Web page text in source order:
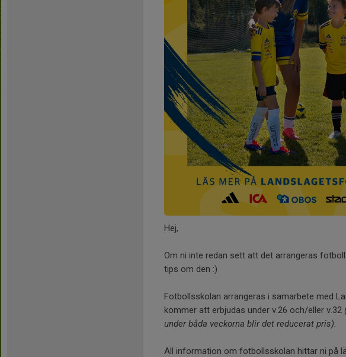
Hej,
Om ni inte redan sett att det arrangeras
tips om den :)
Fotbollsskolan arrangeras i samarbete med
kommer att erbjudas under v.26 och/eller v.32
under båda veckorna blir det reducerat pris).
All information om fotbollsskolan hittar ni på